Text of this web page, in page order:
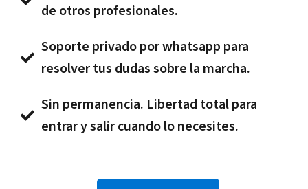
de otros profesionales.
Soporte privado por whatsapp para
resolver tus dudas sobre la marcha.
Sin permanencia. Libertad total para
entrar y salir cuando lo necesites.